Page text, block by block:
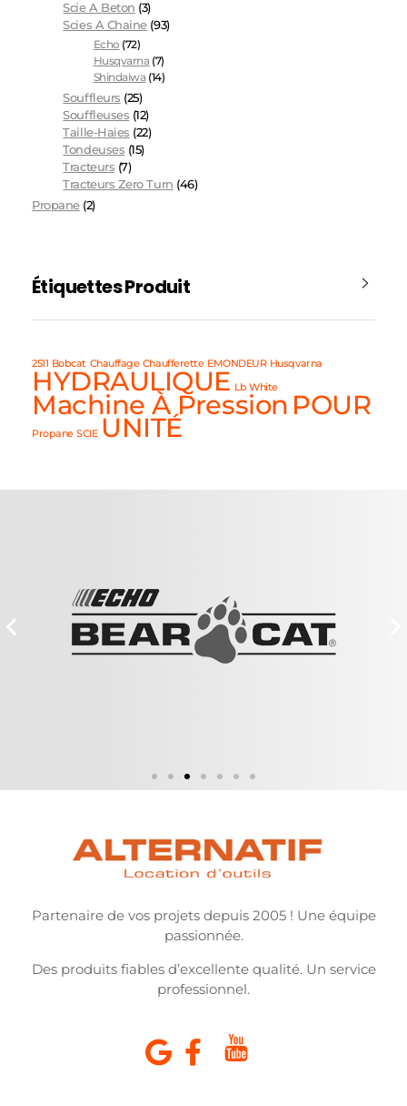
Scie A Beton (3)
Scies A Chaine (93)
Echo (72)
Husqvarna (7)
Shindaiwa (14)
Souffleurs (25)
Souffleuses (12)
Taille-Haies (22)
Tondeuses (15)
Tracteurs (7)
Tracteurs Zero Turn (46)
Propane (2)
Étiquettes Produit
2511 Bobcat Chauffage Chaufferette EMONDEUR Husqvarna
HYDRAULIQUE Lb White
Machine À Pression POUR
Propane SCIE UNITÉ
Partenaire de vos projets depuis 2005 ! Une équipe
passionnée.
Des produits fiables d’excellente qualité. Un service
professionnel.